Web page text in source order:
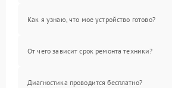
Как я узнаю, что мое устройство готово?
От чего зависит срок ремонта техники?
Диагностика проводится бесплатно?